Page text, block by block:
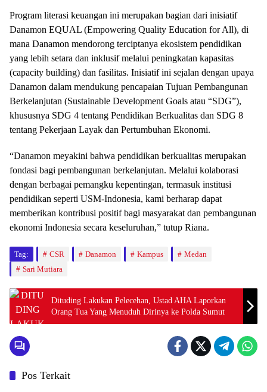
Program literasi keuangan ini merupakan bagian dari inisiatif
Danamon EQUAL (Empowering Quality Education for All), di
mana Danamon mendorong terciptanya ekosistem pendidikan
yang lebih setara dan inklusif melalui peningkatan kapasitas
(capacity building) dan fasilitas. Inisiatif ini sejalan dengan upaya
Danamon dalam mendukung pencapaian Tujuan Pembangunan
Berkelanjutan (Sustainable Development Goals atau “SDG”),
khususnya SDG 4 tentang Pendidikan Berkualitas dan SDG 8
tentang Pekerjaan Layak dan Pertumbuhan Ekonomi.
“Danamon meyakini bahwa pendidikan berkualitas merupakan
fondasi bagi pembangunan berkelanjutan. Melalui kolaborasi
dengan berbagai pemangku kepentingan, termasuk institusi
pendidikan seperti USM-Indonesia, kami berharap dapat
memberikan kontribusi positif bagi masyarakat dan pembangunan
ekonomi Indonesia secara keseluruhan,” tutup Riana.
Tag: CSR Danamon Kampus
Medan
Sari Mutiara
Dituding Lakukan Pelecehan, Ustad AHA Laporkan
Orang Tua Yang Menuduh Dirinya ke Polda Sumut
Pos Terkait